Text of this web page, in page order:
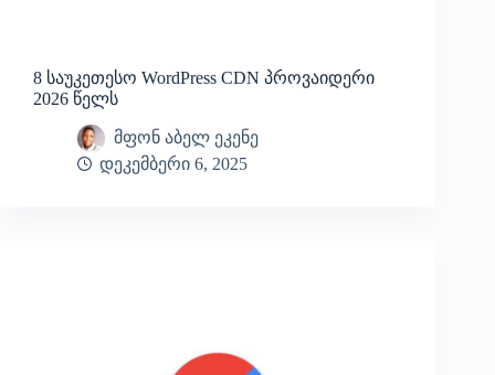
8 საუკეთესო WordPress CDN პროვაიდერი
2026 წელს
მფონ აბელ ეკენე
დეკემბერი 6, 2025